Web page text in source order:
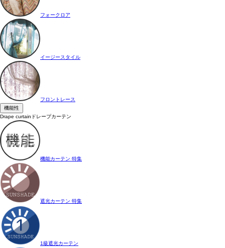
フォークロア
イージースタイル
フロントレース
機能性
Drape curtain ドレープカーテン
機能カーテン 特集
遮光カーテン 特集
1級遮光カーテン